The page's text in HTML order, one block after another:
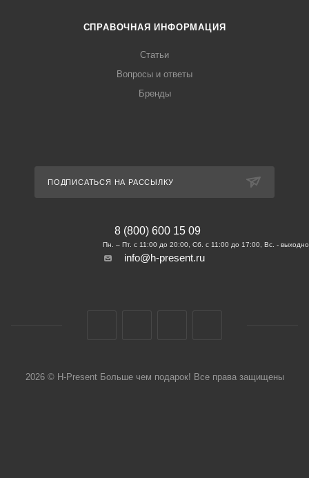
СПРАВОЧНАЯ ИНФОРМАЦИЯ
Статьи
Вопросы и ответы
Бренды
ПОДПИСАТЬСЯ НА РАССЫЛКУ
8 (800) 600 15 09
info@h-present.ru
2026 © H-Present Больше чем подарок! Все права защищены